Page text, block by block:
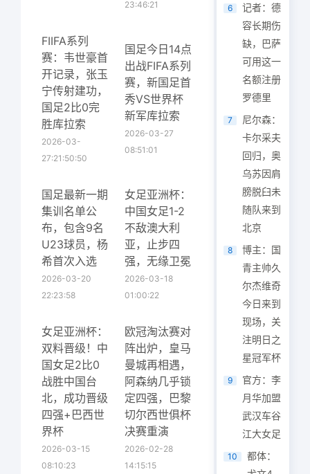
23:46:21
FIIFA系列
赛：韦世豪首
开记录，张玉
宁传射建功，
国足2比0完
胜库拉索
2026-03-
27:21:50:50
国足今日14点
出战FIFA系列
赛，新国足首
秀VS世界杯
新军库拉索
2026-03-27
08:51:01
国足最新一期
集训名单公
布，包含9名
U23球员，杨
希首次入选
2026-03-20
22:23:58
女足亚洲杯：
中国女足1-2
不敌澳大利
亚，止步四
强，无缘卫冕
2026-03-18
01:00:22
女足亚洲杯：
双料晋级！中
国女足2比0
战胜中国台
北，成功晋级
四强+巴西世
界杯
2026-03-15
08:10:23
欧冠淘汰赛对
阵出炉，皇马
曼城再相遇，
阿森纳几乎锁
定四强，巴黎
切尔西世俱杯
决赛重演
2026-02-28
14:15:15
6
记者：德
容长期伤
缺，巴萨
可用这一
名额注册
罗德里
7
尼尔森：
卡尔采夫
回归，奥
乌苏因肩
膀脱臼未
随队来到
北京
8
博主：国
青主帅久
尔杰维奇
今日来到
现场，关
注明日之
星冠军杯
9
官方：李
月华加盟
武汉车谷
江大女足
10
都体：